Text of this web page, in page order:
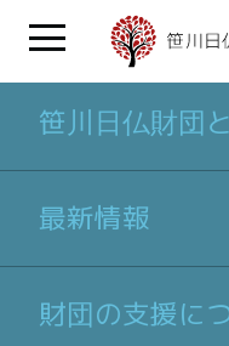
笹川日仏財団
最新情報
財団の支援に